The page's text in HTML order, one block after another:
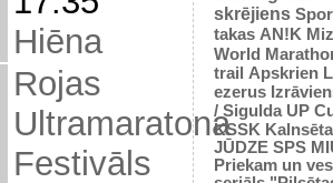
Hiēna
Rojas
Ultramaratona
Festivāls
skrējiens
takas AN!K
World
trail Apskrien
ezerus
/ Sigulda UP
KSSK
JŪDZE SPS
Priekam un